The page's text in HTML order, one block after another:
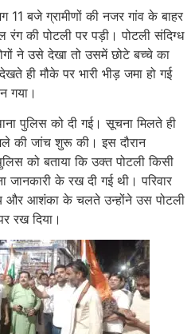
11 बजे ग्रामीणों की नजर गांव के बाहर
की पोटली पर पड़ी। पोटली संदिग्ध
ने उसे देखा तो उसमें छोटे बच्चे का
ही मौके पर भारी भीड़ जमा हो गई
गया।
पुलिस को दी गई। सूचना मिलते ही
की जांच शुरू की। इस दौरान
को बताया कि उक्त पोटली किसी
जानकारी के रख दी गई थी। परिवार
और आशंका के चलते उन्होंने उस पोटली
रख दिया।